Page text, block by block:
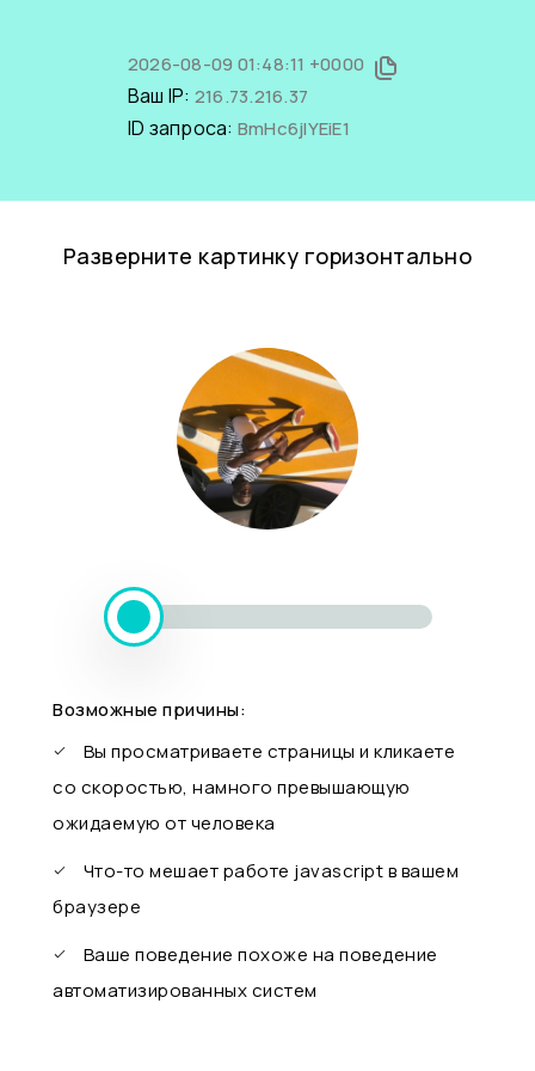
2026-08-09 01:48:11 +0000
Ваш IP: 216.73.216.37
ID запроса: BmHc6jlYEiE1
Разверните картинку горизонтально
Возможные причины:
Вы просматриваете страницы и кликаете
со скоростью, намного превышающую
ожидаемую от человека
Что-то мешает работе javascript в вашем
браузере
Ваше поведение похоже на поведение
автоматизированных систем